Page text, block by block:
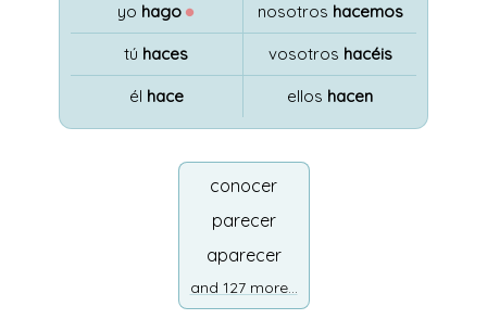
yo hago ●
tú haces
él hace
nosotros hacemos
vosotros hacéis
ellos hacen
conocer
parecer
aparecer
and 127 more...